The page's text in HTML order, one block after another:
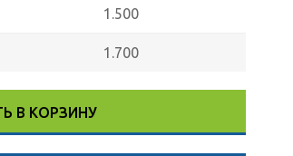
1.500
1.700
В КОРЗИНУ